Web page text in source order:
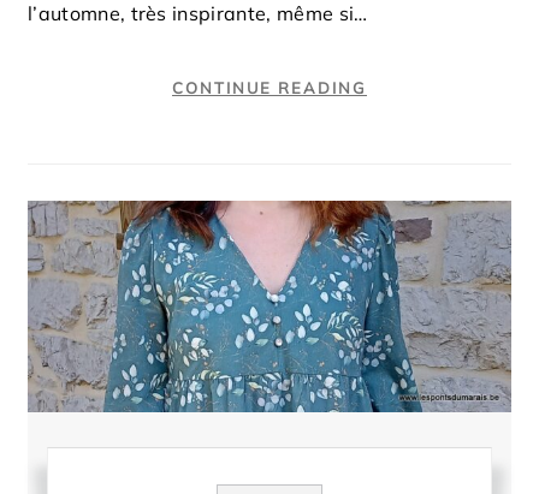
l’automne, très inspirante, même si…
CONTINUE READING